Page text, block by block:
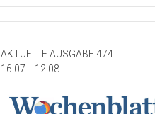
AKTUELLE AUSGABE 474
16.07. - 12.08.